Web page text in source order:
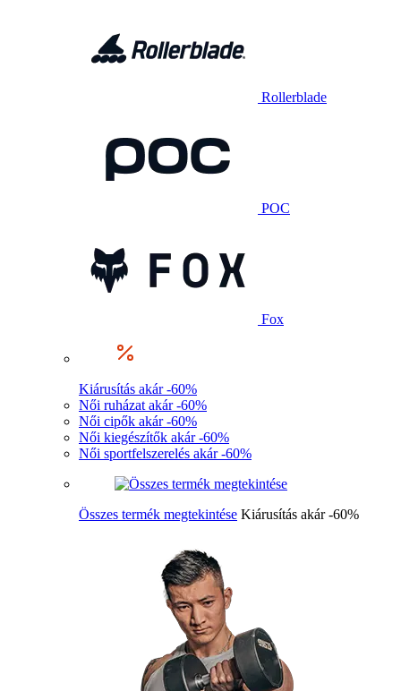
Rollerblade
POC
Fox
Kiárusítás akár -60%
Női ruházat akár -60%
Női cipők akár -60%
Női kiegészítők akár -60%
Női sportfelszerelés akár -60%
Összes termék megtekintése Kiárusítás akár -60%